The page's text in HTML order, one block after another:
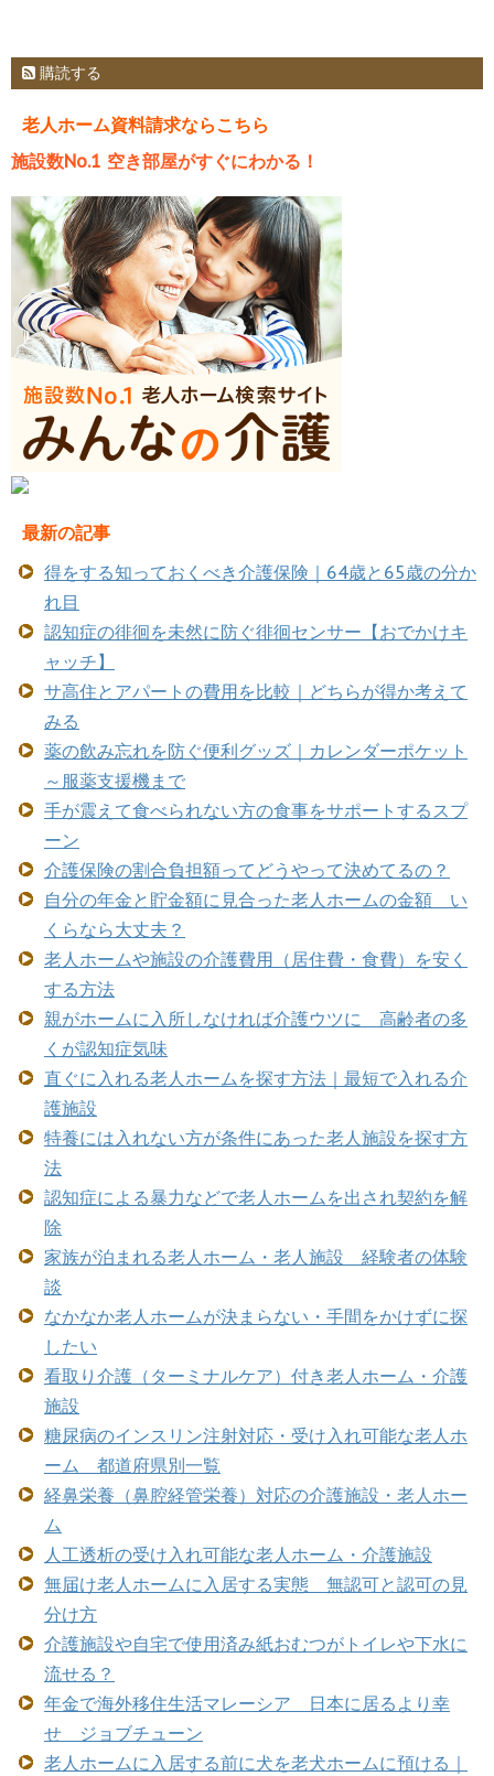
購読する
老人ホーム資料請求ならこちら
施設数No.1 空き部屋がすぐにわかる！
最新の記事
得をする知っておくべき介護保険｜64歳と65歳の分か
れ目
認知症の徘徊を未然に防ぐ徘徊センサー【おでかけキ
ャッチ】
サ高住とアパートの費用を比較｜どちらが得か考えて
みる
薬の飲み忘れを防ぐ便利グッズ｜カレンダーポケット
～服薬支援機まで
手が震えて食べられない方の食事をサポートするスプ
ーン
介護保険の割合負担額ってどうやって決めてるの？
自分の年金と貯金額に見合った老人ホームの金額 い
くらなら大丈夫？
老人ホームや施設の介護費用（居住費・食費）を安く
する方法
親がホームに入所しなければ介護ウツに 高齢者の多
くが認知症気味
直ぐに入れる老人ホームを探す方法｜最短で入れる介
護施設
特養には入れない方が条件にあった老人施設を探す方
法
認知症による暴力などで老人ホームを出され契約を解
除
家族が泊まれる老人ホーム・老人施設 経験者の体験
談
なかなか老人ホームが決まらない・手間をかけずに探
したい
看取り介護（ターミナルケア）付き老人ホーム・介護
施設
糖尿病のインスリン注射対応・受け入れ可能な老人ホ
ーム 都道府県別一覧
経鼻栄養（鼻腔経管栄養）対応の介護施設・老人ホー
ム
人工透析の受け入れ可能な老人ホーム・介護施設
無届け老人ホームに入居する実態 無認可と認可の見
分け方
介護施設や自宅で使用済み紙おむつがトイレや下水に
流せる？
年金で海外移住生活マレーシア 日本に居るより幸
せ ジョブチューン
老人ホームに入居する前に犬を老犬ホームに預ける｜